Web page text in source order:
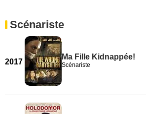
Scénariste
2017
Ma Fille Kidnappée!
Scénariste